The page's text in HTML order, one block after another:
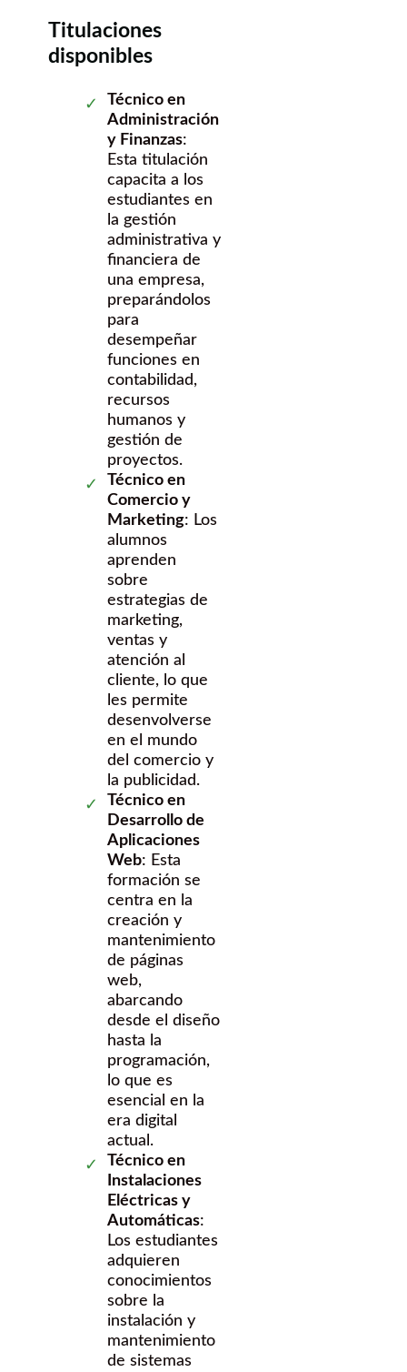
Titulaciones
disponibles
Técnico en
Administración
y Finanzas:
Esta titulación
capacita a los
estudiantes en
la gestión
administrativa y
financiera de
una empresa,
preparándolos
para
desempeñar
funciones en
contabilidad,
recursos
humanos y
gestión de
proyectos.
Técnico en
Comercio y
Marketing: Los
alumnos
aprenden
sobre
estrategias de
marketing,
ventas y
atención al
cliente, lo que
les permite
desenvolverse
en el mundo
del comercio y
la publicidad.
Técnico en
Desarrollo de
Aplicaciones
Web: Esta
formación se
centra en la
creación y
mantenimiento
de páginas
web,
abarcando
desde el diseño
hasta la
programación,
lo que es
esencial en la
era digital
actual.
Técnico en
Instalaciones
Eléctricas y
Automáticas:
Los estudiantes
adquieren
conocimientos
sobre la
instalación y
mantenimiento
de sistemas